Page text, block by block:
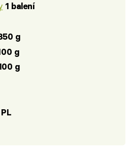
1 balení
g
g
g
PL